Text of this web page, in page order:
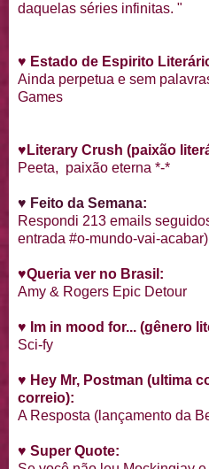
daquelas séries infinitas. "
♥ Estado de Espirito
Ainda perpetua e sem
Games
♥ Literary Crush (paixão
Peeta, paixão eterna *-*
♥ Feito da Semana:
Respondi 213 emails
entrada #o-mundo-vai-acabar)
♥Queria ver no Brasil:
Amy & Rogers Epic Detour
♥ Im in mood for... (gênero
Sci-fy
♥ Hey Mr, Postman (ultima
correio):
A Resposta (lançamento da
♥ Super Quote: